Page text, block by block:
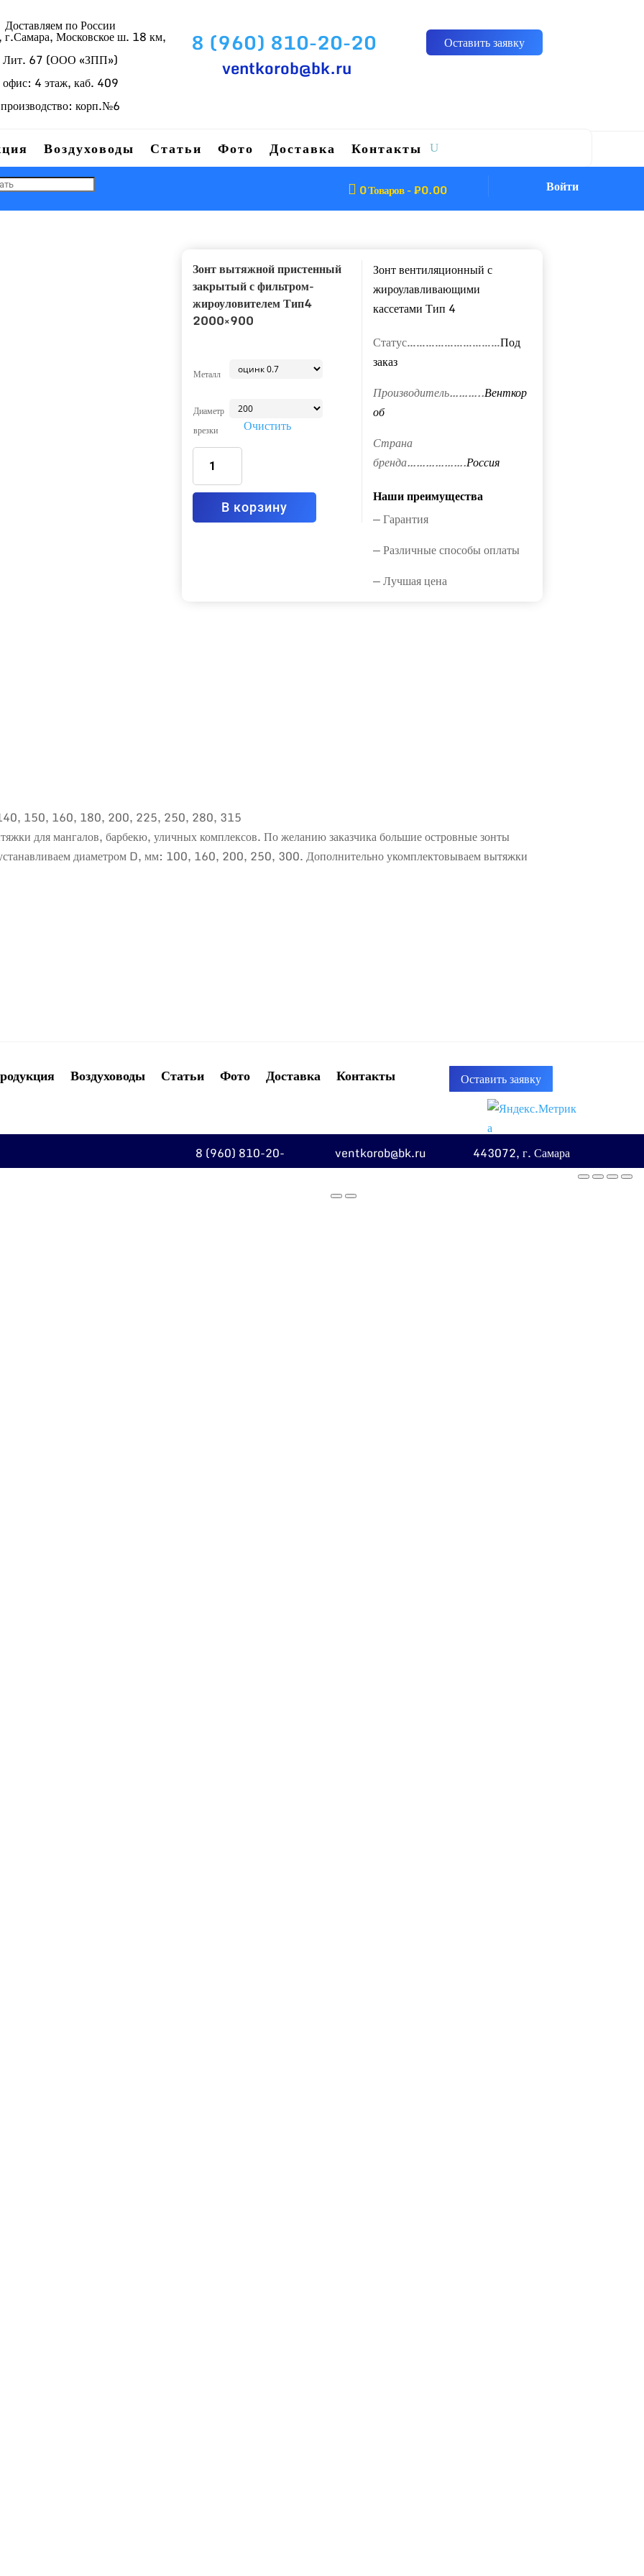
Доставляем по России
Московское ш. 18 км,
Лит. 67 (ООО «ЗПП»)
офис: 4 этаж, каб. 409
производство: корп.№6
8 (960) 810-20-20
ventkorob@bk.ru
Оставить заявку
Воздуховоды Статьи Фото Доставка Контакты
 0 Товаров -₽0.00 Войти
Зонт вытяжной пристенный
закрытый с фильтром-
жироуловителем Тип4
2000×900
Металл
Диаметр
врезки
Очистить
Количество
товара
пристенный
закрытый
фильтром-
жироуловителем
В корзину
Зонт вентиляционный с
жироулавливающими
кассетами Тип 4
Статус…………………………Под
заказ
Производитель………..Венткор
об
Страна
бренда……………….Россия
Наши преимущества
— Гарантия
— Различные способы оплаты
— Лучшая цена
150, 160, 180, 200, 225, 250, 280, 315
для мангалов, барбекю, уличных комплексов. По желанию заказчика большие островные зонты
диаметром D, мм: 100, 160, 200, 250, 300. Дополнительно укомплектовываем вытяжки
Воздуховоды Статьи Фото Доставка Контакты Оставить заявку
8 (960) 810-20-
20
ventkorob@bk.ru 443072, г. Самара